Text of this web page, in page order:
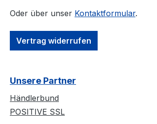
Oder über unser Kontaktformular.
Vertrag widerrufen
Unsere Partner
Händlerbund
POSITIVE SSL